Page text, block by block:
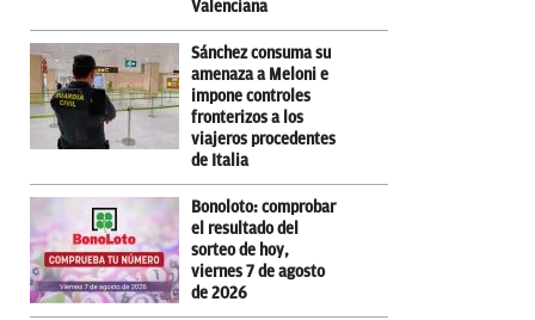
Valenciana
Sánchez consuma su
amenaza a Meloni e
impone controles
fronterizos a los
viajeros procedentes
de Italia
Bonoloto: comprobar
el resultado del
sorteo de hoy,
viernes 7 de agosto
de 2026